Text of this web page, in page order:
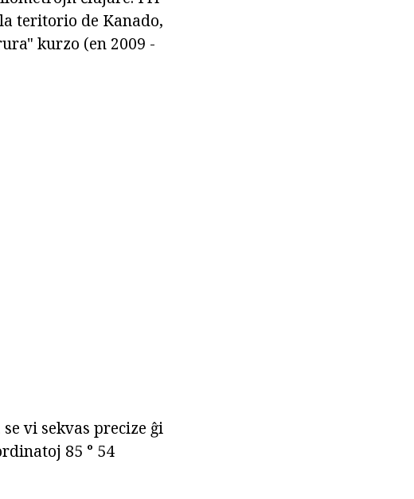
teritorio de Kanado,
kurzo (en 2009 -
vi sekvas precize ĝi
85 ° 54